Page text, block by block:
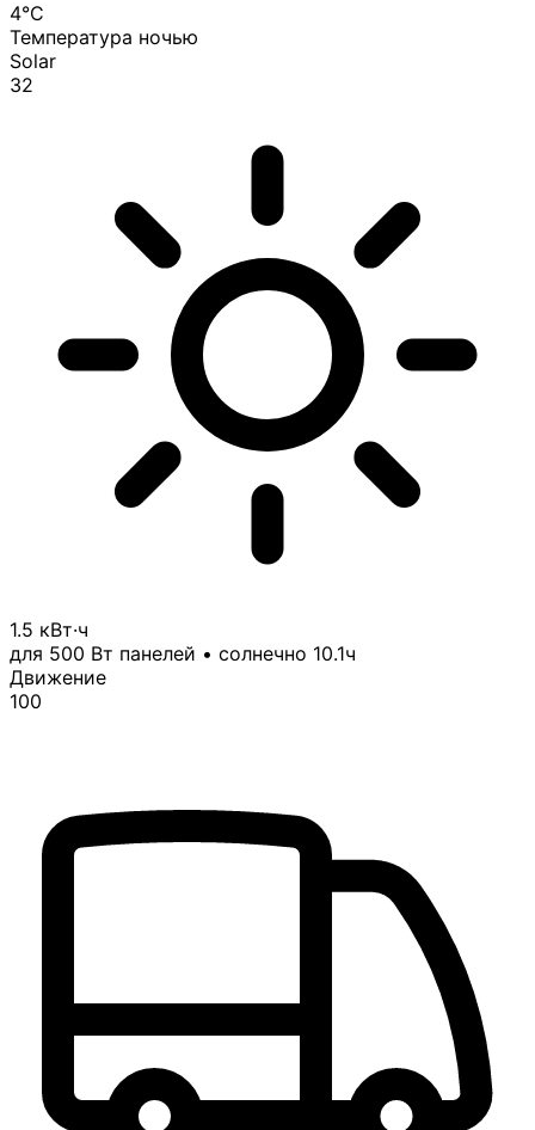
4°C
Температура ночью
Solar
32
1.5 кВт·ч
для 500 Вт панелей • солнечно 10.1ч
Движение
100